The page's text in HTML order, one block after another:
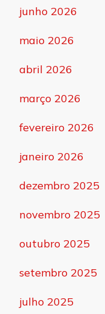
junho 2026
maio 2026
abril 2026
março 2026
fevereiro 2026
janeiro 2026
dezembro 2025
novembro 2025
outubro 2025
setembro 2025
julho 2025